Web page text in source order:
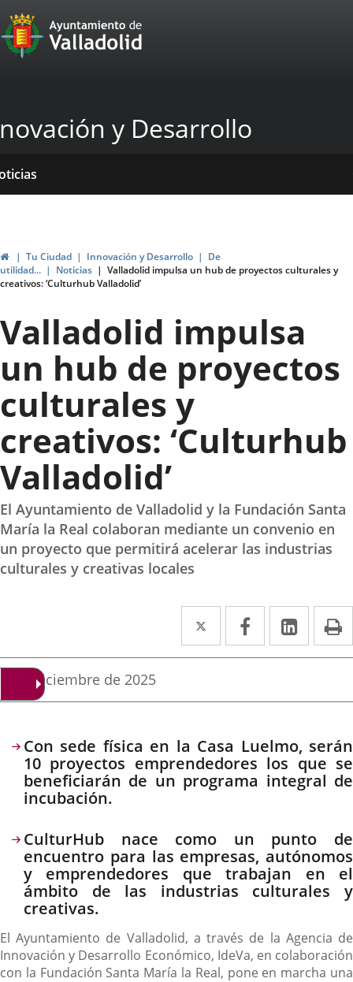
Portal
Web
Ayuntamiento
de
Valladolid
y Desarrollo
HomeTu Ciudad Innovación y Desarrollo
De
utilidad...
Noticias
Valladolid impulsa un hub de proyectos culturales y
creativos: ‘Culturhub Valladolid’
Valladolid impulsa
un hub de proyectos
culturales y
creativos: ‘Culturhub
Valladolid’
El Ayuntamiento de Valladolid y la Fundación Santa
María la Real colaboran mediante un convenio en
un proyecto que permitirá acelerar las industrias
culturales y creativas locales
Twitter
Enlace
a
aplicación
Facebook
Enlace
a
aplicación
Enlace
a
Fecha
la
5 de diciembre de 2025
Descripción
Con sede física en la Casa Luelmo, serán
10 proyectos emprendedores los que se
beneficiarán de un programa integral de
incubación.
CulturHub nace como un punto de
encuentro para las empresas, autónomos
y emprendedores que trabajan en el
ámbito de las industrias culturales y
creativas.
El Ayuntamiento de Valladolid, a través de la Agencia de
Innovación y Desarrollo Económico, IdeVa, en colaboración
con la Fundación Santa María la Real, pone en marcha una